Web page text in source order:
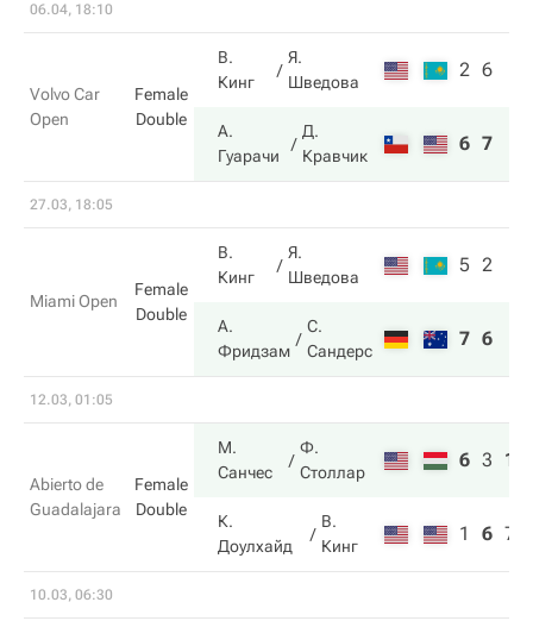
06.04, 18:10
Volvo Car
Open
Female
Double
В.
Кинг
Я.
Шведова
2 6
А.
Гуарачи
Д.
Кравчик
6 7
27.03, 18:05
Miami Open
Female
Double
В.
Кинг
Я.
Шведова
5 2
А.
Фридзам
С.
Сандерс
7 6
12.03, 01:05
Abierto de
Guadalajara
Female
Double
М.
Санчес
Ф.
Столлар
6 3 10
К.
Доулхайд
В.
Кинг
1 6 7
10.03, 06:30